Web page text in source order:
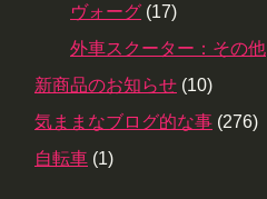
ヴォーグ (17)
外車スクーター：その他
新商品のお知らせ (10)
気ままなブログ的な事 (276)
自転車 (1)